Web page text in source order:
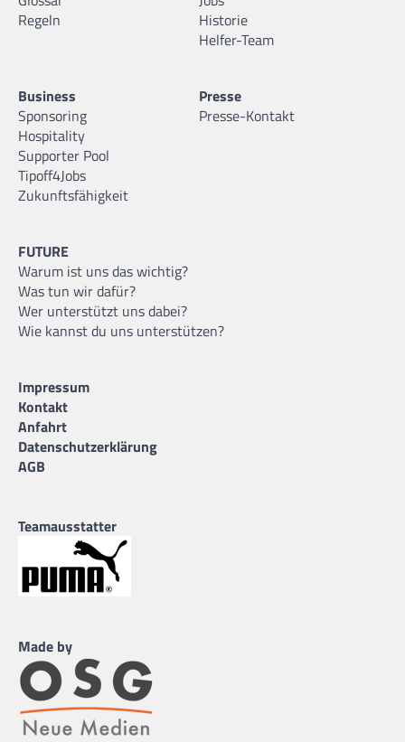
Regeln
Historie
Helfer-Team
Business
Sponsoring
Hospitality
Supporter Pool
Tipoff4Jobs
Zukunftsfähigkeit
Presse
Presse-Kontakt
FUTURE
Warum ist uns das wichtig?
Was tun wir dafür?
Wer unterstützt uns dabei?
Wie kannst du uns unterstützen?
Impressum
Kontakt
Anfahrt
Datenschutzerklärung
AGB
Teamausstatter
Made by